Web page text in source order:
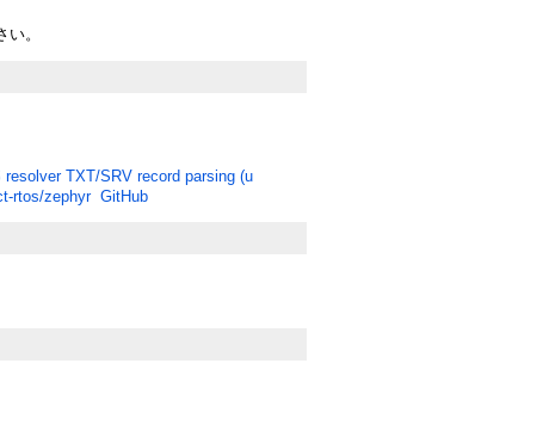
。
TXT/SRV record parsing (u
rtos/zephyr GitHub